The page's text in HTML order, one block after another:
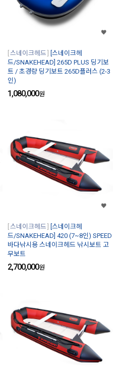
스네이크헤드
[스네이크헤
드/SNAKEHEAD] 265D PLUS 딩기보
트 / 초경량 딩기보트 265D플러스 (2-3
인)
1,080,000원
스네이크헤드
[스네이크헤
드/SNAKEHEAD] 420 (7~8인) SPEED
바다낚시용 스네이크헤드 낚시보트 고
무보트
2,700,000원